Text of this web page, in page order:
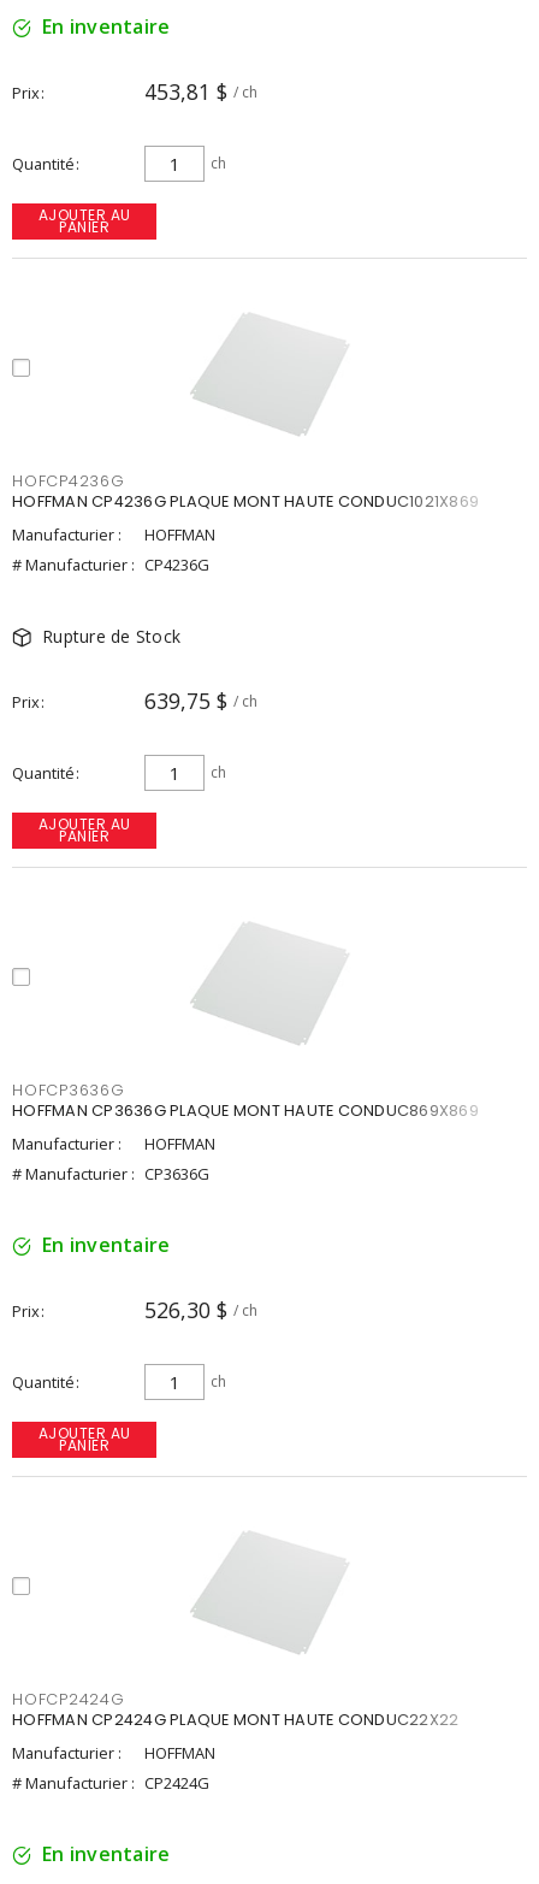
En inventaire
Prix 453,81 $ / ch
Quantité ch
AJOUTER AU
PANIER
HOFCP4236G
HOFFMAN CP4236G PLAQUE MONT HAUTE CONDUC1021X869
Manufacturier :
HOFFMAN
# Manufacturier : CP4236G
Rupture de Stock
Prix 639,75 $ / ch
Quantité ch
AJOUTER AU
PANIER
HOFCP3636G
HOFFMAN CP3636G PLAQUE MONT HAUTE CONDUC869X869
Manufacturier :
HOFFMAN
# Manufacturier : CP3636G
En inventaire
Prix 526,30 $ / ch
Quantité ch
AJOUTER AU
PANIER
HOFCP2424G
HOFFMAN CP2424G PLAQUE MONT HAUTE CONDUC22X22
Manufacturier :
HOFFMAN
# Manufacturier : CP2424G
En inventaire